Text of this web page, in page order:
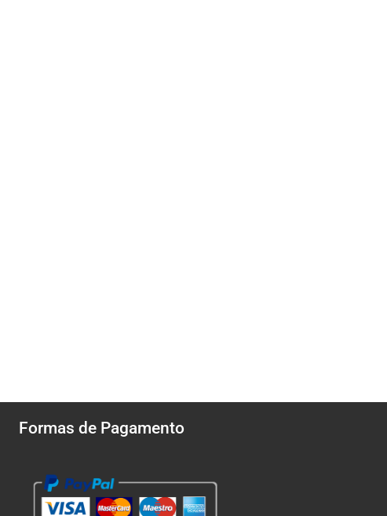
Formas de Pagamento